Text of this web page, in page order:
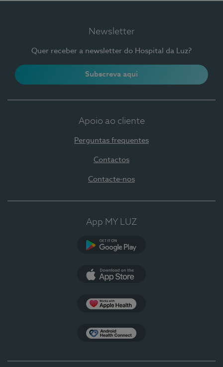
Newsletter
Quer receber a newsletter do Hospital da Luz?
Subscreva aqui
Apoio ao cliente
Perguntas frequentes
Contactos
Contacte-nos
App MY LUZ